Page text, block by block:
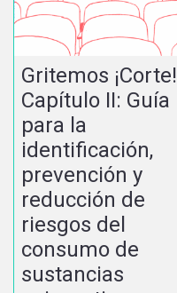
Gritemos ¡Corte!
Capítulo II: Guía
para la
identificación,
prevención y
reducción de
riesgos del
consumo de
sustancias